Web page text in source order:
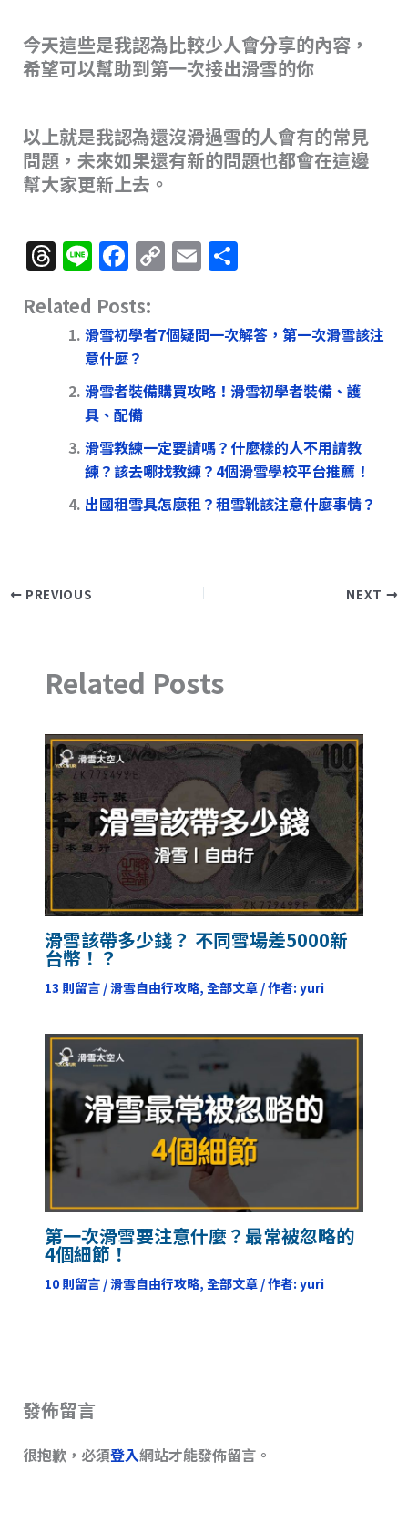
今天這些是我認為比較少人會分享的內容，
希望可以幫助到第一次接出滑雪的你
以上就是我認為還沒滑過雪的人會有的常見
問題，未來如果還有新的問題也都會在這邊
幫大家更新上去。
T
re
a
s
Li
e
F
c
e
b
o
o
k
C
y
Li
n
k
E
l
分
Related Posts:
滑雪初學者7個疑問一次解答，第一次滑雪該注
意什麼？
滑雪者裝備購買攻略！滑雪初學者裝備、護
具、配備
滑雪教練一定要請嗎？什麼樣的人不用請教
練？該去哪找教練？4個滑雪學校平台推薦！
出國租雪具怎麼租？租雪靴該注意什麼事情？
PREVIOUS NEXT
Related Posts
滑雪該帶多少錢？ 不同雪場差5000新
台幣！？
13 則留言 /滑雪自由行攻略, 全部文章/ 作者: yuri
第一次滑雪要注意什麼？最常被忽略的
4個細節！
10 則留言 /滑雪自由行攻略, 全部文章/ 作者: yuri
發佈留言
很抱歉，必須登入網站才能發佈留言。